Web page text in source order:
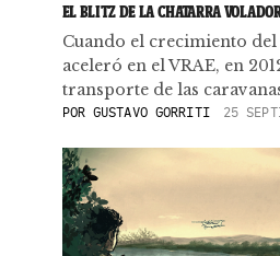
EL BLITZ DE LA CHATARRA
Cuando el crecimiento
aceleró en el VRAE, en
transporte de las
POR GUSTAVO GORRITI 25